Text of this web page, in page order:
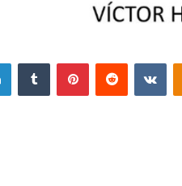
LinkedInTumblr PinterestReddit